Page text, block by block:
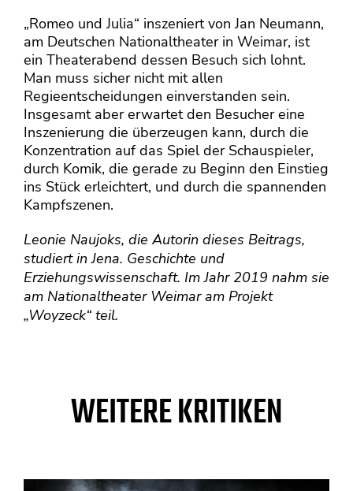
„Romeo und Julia“ inszeniert von Jan Neumann,
am Deutschen Nationaltheater in Weimar, ist
ein Theaterabend dessen Besuch sich lohnt.
Man muss sicher nicht mit allen
Regieentscheidungen einverstanden sein.
Insgesamt aber erwartet den Besucher eine
Inszenierung die überzeugen kann, durch die
Konzentration auf das Spiel der Schauspieler,
durch Komik, die gerade zu Beginn den Einstieg
ins Stück erleichtert, und durch die spannenden
Kampfszenen.
Leonie Naujoks, die Autorin dieses Beitrags,
studiert in Jena. Geschichte und
Erziehungswissenschaft. Im Jahr 2019 nahm sie
am Nationaltheater Weimar am Projekt
„Woyzeck“ teil.
WEITERE KRITIKEN